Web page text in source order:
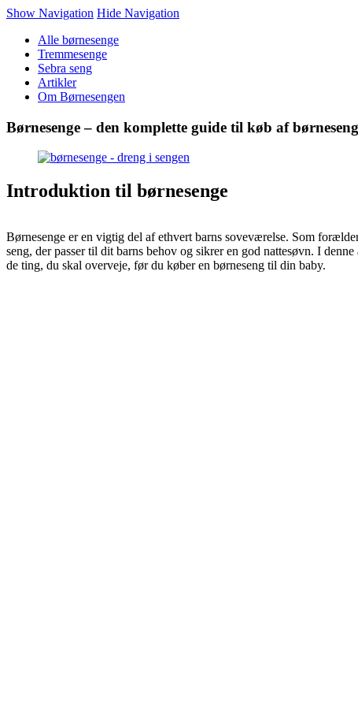
Show Navigation Hide Navigation
Alle børnesenge
Tremmesenge
Sebra seng
Artikler
Om Børnesengen
Børnesenge – den komplette guide til køb af børneseng
Introduktion til børnesenge
Børnesenge er en vigtig del af ethvert barns soveværelse. Som
seng, der passer til dit barns behov og sikrer en god nattesøvn. I
de ting, du skal overveje, før du køber en børneseng til din baby.